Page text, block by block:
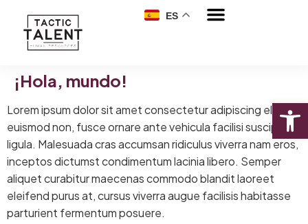
Abrir
ES
¡Hola, mundo!
Lorem ipsum dolor sit amet consectetur adipiscing elit
euismod non, fusce ornare ante vehicula facilisi suscipit
ligula. Malesuada cras accumsan ridiculus viverra nam eros,
inceptos dictumst condimentum lacinia libero. Semper
aliquet curabitur maecenas commodo blandit laoreet
eleifend purus at, cursus viverra augue facilisis habitasse
parturient fermentum posuere.